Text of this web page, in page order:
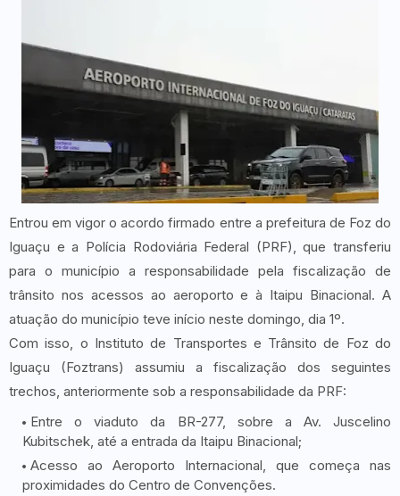
Entrou em vigor o acordo firmado entre a prefeitura de Foz do
Iguaçu e a Polícia Rodoviária Federal (PRF), que transferiu
para o município a responsabilidade pela fiscalização de
trânsito nos acessos ao aeroporto e à Itaipu Binacional. A
atuação do município teve início neste domingo, dia 1º.
Com isso, o Instituto de Transportes e Trânsito de Foz do
Iguaçu (Foztrans) assumiu a fiscalização dos seguintes
trechos, anteriormente sob a responsabilidade da PRF:
Entre o viaduto da BR-277, sobre a Av. Juscelino
Kubitschek, até a entrada da Itaipu Binacional;
Acesso ao Aeroporto Internacional, que começa nas
proximidades do Centro de Convenções.